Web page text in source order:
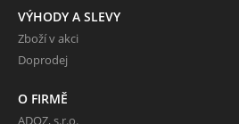
VÝHODY A SLEVY
Zboží v akci
Doprodej
O FIRMĚ
ADOZ, s.r.o.